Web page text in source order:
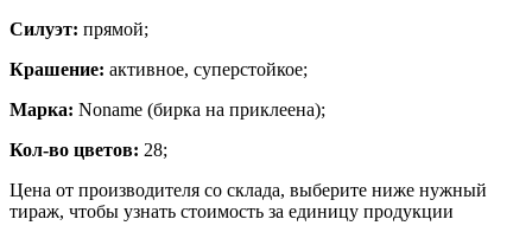
Силуэт: прямой;
Крашение: активное, суперстойкое;
Марка: Noname (бирка на приклеена);
Кол-во цветов: 28;
Цена от производителя со склада, выберите ниже нужный
тираж, чтобы узнать стоимость за единицу продукции